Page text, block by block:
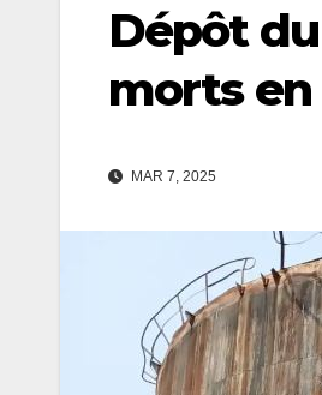
Dépôt
morts
MAR 7, 2025